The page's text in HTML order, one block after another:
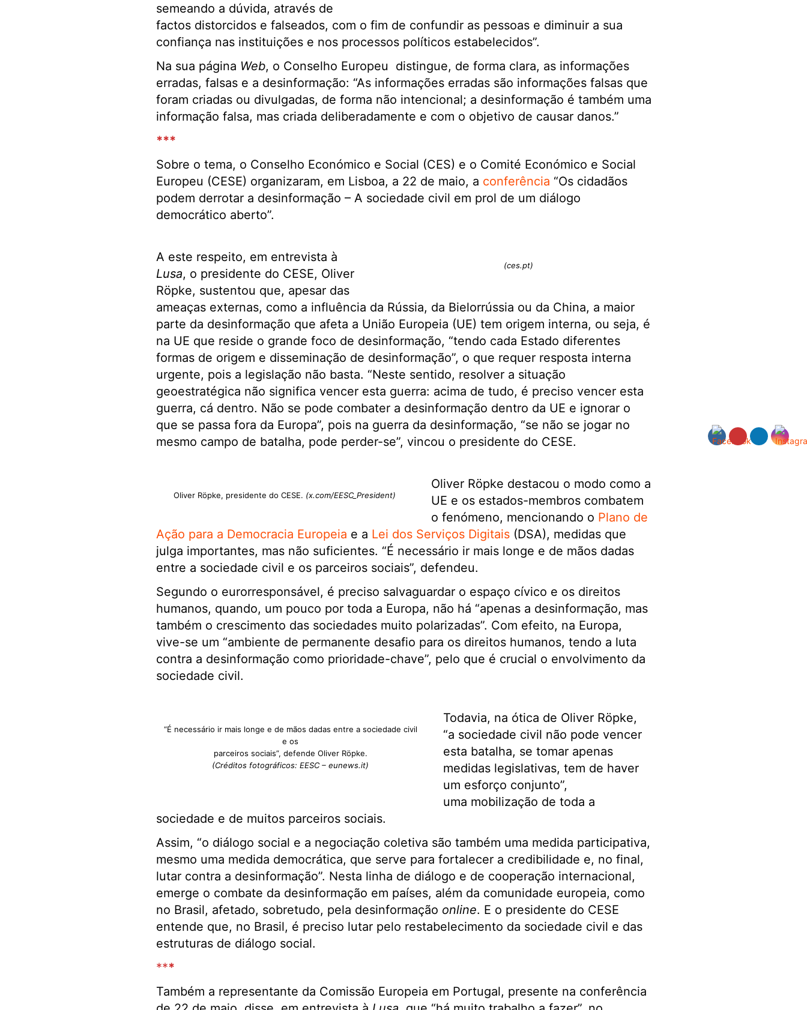
semeando a dúvida, através de
factos distorcidos e falseados, com o fim de confundir as pessoas e diminuir a sua
confiança nas instituições e nos processos políticos estabelecidos”.
Na sua página Web, o Conselho Europeu distingue, de forma clara, as informações
erradas, falsas e a desinformação: “As informações erradas são informações falsas que
foram criadas ou divulgadas, de forma não intencional; a desinformação é também uma
informação falsa, mas criada deliberadamente e com o objetivo de causar danos.”
***
Sobre o tema, o Conselho Económico e Social (CES) e o Comité Económico e Social
Europeu (CESE) organizaram, em Lisboa, a 22 de maio, a conferência “Os cidadãos
podem derrotar a desinformação – A sociedade civil em prol de um diálogo
democrático aberto”.
(ces.pt)
A este respeito, em entrevista à
Lusa, o presidente do CESE, Oliver
Röpke, sustentou que, apesar das
ameaças externas, como a influência da Rússia, da Bielorrússia ou da China, a maior
parte da desinformação que afeta a União Europeia (UE) tem origem interna, ou seja, é
na UE que reside o grande foco de desinformação, “tendo cada Estado diferentes
formas de origem e disseminação de desinformação”, o que requer resposta interna
urgente, pois a legislação não basta. “Neste sentido, resolver a situação
geoestratégica não significa vencer esta guerra: acima de tudo, é preciso vencer esta
guerra, cá dentro. Não se pode combater a desinformação dentro da UE e ignorar o
que se passa fora da Europa”, pois na guerra da desinformação, “se não se jogar no
mesmo campo de batalha, pode perder-se”, vincou o presidente do CESE.
Oliver Röpke, presidente do CESE. (x.com/EESC_President)
Oliver Röpke destacou o modo como a
UE e os estados-membros combatem
o fenómeno, mencionando o Plano de
Ação para a Democracia Europeia e a Lei dos Serviços Digitais(DSA), medidas que
julga importantes, mas não suficientes. “É necessário ir mais longe e de mãos dadas
entre a sociedade civil e os parceiros sociais”, defendeu.
Segundo o eurorresponsável, é preciso salvaguardar o espaço cívico e os direitos
humanos, quando, um pouco por toda a Europa, não há “apenas a desinformação, mas
também o crescimento das sociedades muito polarizadas”. Com efeito, na Europa,
vive-se um “ambiente de permanente desafio para os direitos humanos, tendo a luta
contra a desinformação como prioridade-chave”, pelo que é crucial o envolvimento da
sociedade civil.
“É necessário ir mais longe e de mãos dadas entre a sociedade civil
e os
parceiros sociais”, defende Oliver Röpke.
(Créditos fotográficos: EESC – eunews.it)
Todavia, na ótica de Oliver Röpke,
“a sociedade civil não pode vencer
esta batalha, se tomar apenas
medidas legislativas, tem de haver
um esforço conjunto”,
uma mobilização de toda a
sociedade e de muitos parceiros sociais.
Assim, “o diálogo social e a negociação coletiva são também uma medida participativa,
mesmo uma medida democrática, que serve para fortalecer a credibilidade e, no final,
lutar contra a desinformação”. Nesta linha de diálogo e de cooperação internacional,
emerge o combate da desinformação em países, além da comunidade europeia, como
no Brasil, afetado, sobretudo, pela desinformação online. E o presidente do CESE
entende que, no Brasil, é preciso lutar pelo restabelecimento da sociedade civil e das
estruturas de diálogo social.
***
Também a representante da Comissão Europeia em Portugal, presente na conferência